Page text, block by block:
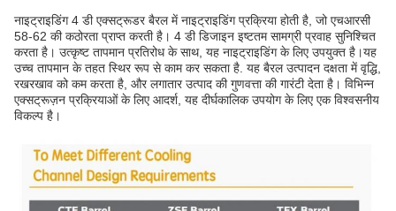
नाइट्राइडिंग 4 डी एक्सट्रूडर बैरल में नाइट्राइडिंग प्रक्रिया होती है, जो एचआरसी
58-62 की कठोरता प्राप्त करती है। 4 डी डिजाइन इष्टतम सामग्री प्रवाह सुनिश्चित
करता है। उत्कृष्ट तापमान प्रतिरोध के साथ, यह नाइट्राइडिंग के लिए उपयुक्त है।यह
उच्च तापमान के तहत स्थिर रूप से काम कर सकता है. यह बैरल उत्पादन दक्षता में वृद्धि,
रखरखाव को कम करता है, और लगातार उत्पाद की गुणवत्ता की गारंटी देता है। विभिन्न
एक्सट्रूज़न प्रक्रियाओं के लिए आदर्श, यह दीर्घकालिक उपयोग के लिए एक विश्वसनीय
विकल्प है।